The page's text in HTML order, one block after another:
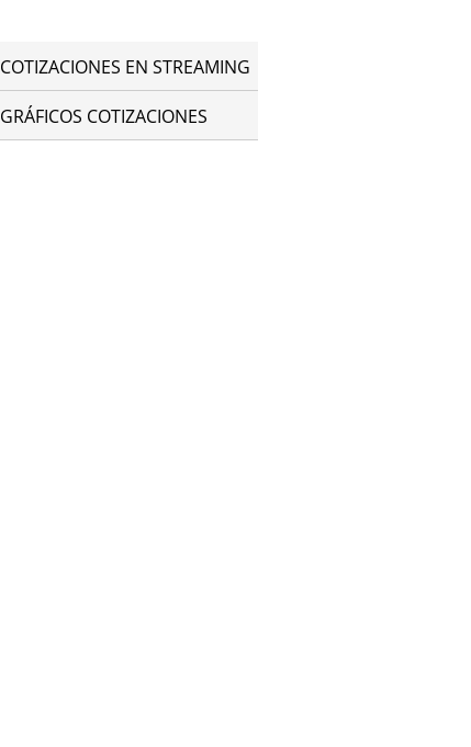
COTIZACIONES EN STREAMING
GRÁFICOS COTIZACIONES